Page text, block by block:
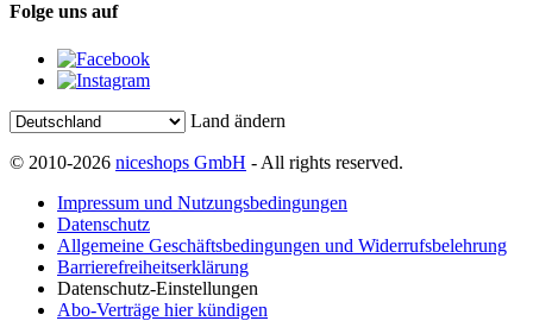
Folge uns auf
Land ändern
© 2010-2026 niceshops GmbH - All rights reserved.
Impressum und Nutzungsbedingungen
Datenschutz
Allgemeine Geschäftsbedingungen und Widerrufsbelehrung
Barrierefreiheitserklärung
Datenschutz-Einstellungen
Abo-Verträge hier kündigen